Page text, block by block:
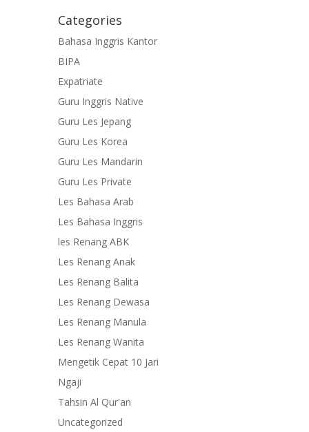
Categories
Bahasa Inggris Kantor
BIPA
Expatriate
Guru Inggris Native
Guru Les Jepang
Guru Les Korea
Guru Les Mandarin
Guru Les Private
Les Bahasa Arab
Les Bahasa Inggris
les Renang ABK
Les Renang Anak
Les Renang Balita
Les Renang Dewasa
Les Renang Manula
Les Renang Wanita
Mengetik Cepat 10 Jari
Ngaji
Tahsin Al Qur'an
Uncategorized